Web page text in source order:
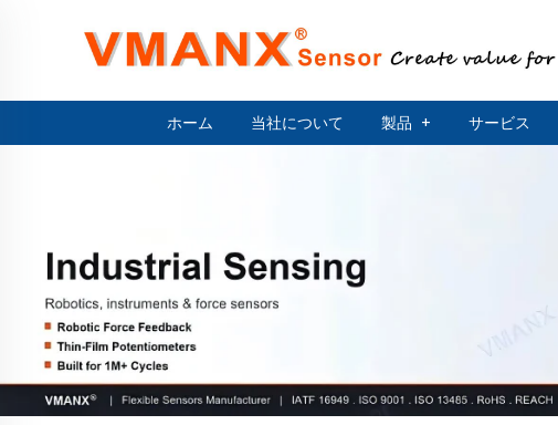
ホーム 当社について 製品 + サービス